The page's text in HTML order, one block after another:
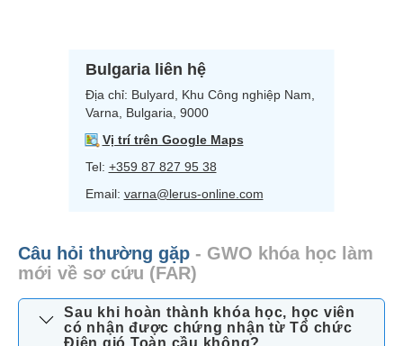
Bulgaria liên hệ
Địa chỉ: Bulyard, Khu Công nghiệp Nam,
Varna, Bulgaria, 9000
Vị trí trên Google Maps
Tel: +359 87 827 95 38
Email: varna@lerus-online.com
Câu hỏi thường gặp - GWO khóa học làm
mới về sơ cứu (FAR)
Sau khi hoàn thành khóa học, học viên
có nhận được chứng nhận từ Tổ chức
Điện gió Toàn cầu không?